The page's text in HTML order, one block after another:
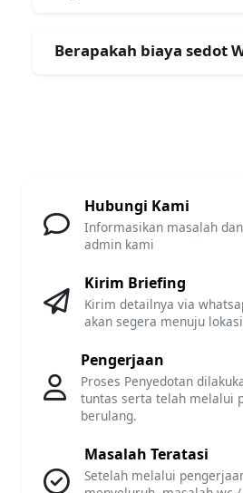
Berapakah biaya sedot
Hubungi Kami
Informasikan masalah
admin kami
Kirim Briefing
Kirim detailnya via
akan segera menuju
Pengerjaan
Proses Penyedotan
tuntas serta telah melalui
berulang.
Masalah Teratasi
Setelah melalui